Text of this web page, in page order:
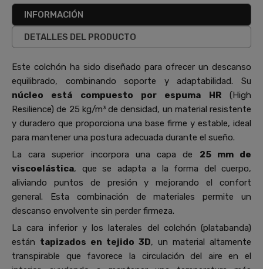
INFORMACIÓN
DETALLES DEL PRODUCTO
Este colchón ha sido diseñado para ofrecer un descanso
equilibrado, combinando soporte y adaptabilidad. Su
núcleo está compuesto por espuma HR(High
Resilience) de 25 kg/m³ de densidad, un material resistente
y duradero que proporciona una base firme y estable, ideal
para mantener una postura adecuada durante el sueño.
La cara superior incorpora una capa de 25 mm de
viscoelástica, que se adapta a la forma del cuerpo,
aliviando puntos de presión y mejorando el confort
general. Esta combinación de materiales permite un
descanso envolvente sin perder firmeza.
La cara inferior y los laterales del colchón (platabanda)
están tapizados en tejido 3D, un material altamente
transpirable que favorece la circulación del aire en el